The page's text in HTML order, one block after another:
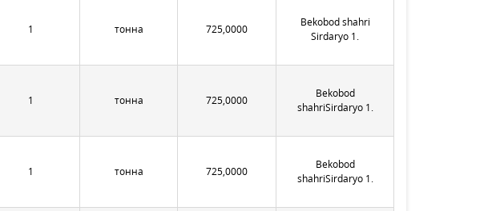
1 тонна 725,0000
Bekobod shahri
Sirdaryo 1.
1 тонна 725,0000
Bekobod
shahriSirdaryo 1.
1 тонна 725,0000
Bekobod
shahriSirdaryo 1.